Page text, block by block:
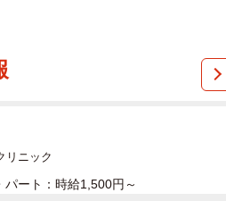
リニック
パート：時給1,500円～